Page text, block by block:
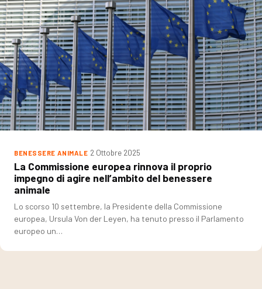
BENESSERE ANIMALE 2 Ottobre 2025
La Commissione europea rinnova il proprio
impegno di agire nell’ambito del benessere
animale
Lo scorso 10 settembre, la Presidente della Commissione
europea, Ursula Von der Leyen, ha tenuto presso il Parlamento
europeo un…